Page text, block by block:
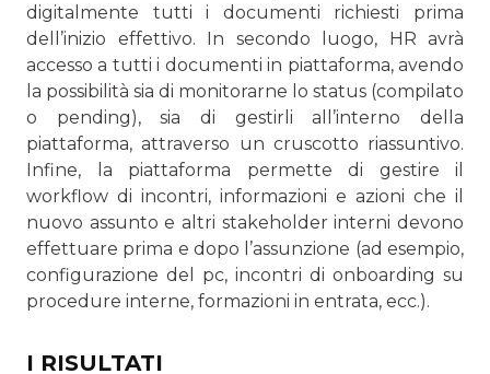
digitalmente tutti i documenti richiesti prima
dell’inizio effettivo. In secondo luogo, HR avrà
accesso a tutti i documenti in piattaforma, avendo
la possibilità sia di monitorarne lo status (compilato
o pending), sia di gestirli all’interno della
piattaforma, attraverso un cruscotto riassuntivo.
Infine, la piattaforma permette di gestire il
workflow di incontri, informazioni e azioni che il
nuovo assunto e altri stakeholder interni devono
effettuare prima e dopo l’assunzione (ad esempio,
configurazione del pc, incontri di onboarding su
procedure interne, formazioni in entrata, ecc.).
I RISULTATI